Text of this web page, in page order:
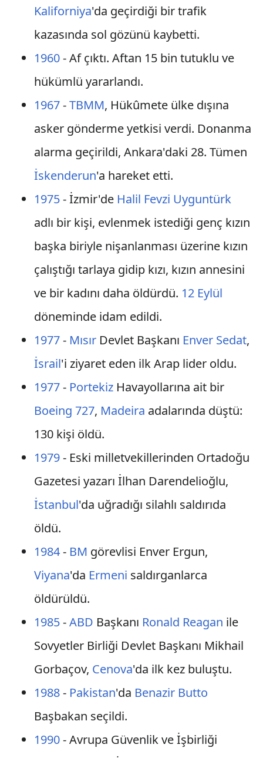
Kaliforniya'da geçirdiği bir trafik
kazasında sol gözünü kaybetti.
1960- Af çıktı. Aftan 15 bin tutuklu ve
hükümlü yararlandı.
1967-TBMM, Hükûmete ülke dışına
asker gönderme yetkisi verdi. Donanma
alarma geçirildi, Ankara'daki 28. Tümen
İskenderun'a hareket etti.
1975- İzmir'de Halil Fevzi Uyguntürk
adlı bir kişi, evlenmek istediği genç kızın
başka biriyle nişanlanması üzerine kızın
çalıştığı tarlaya gidip kızı, kızın annesini
ve bir kadını daha öldürdü. 12 Eylül
döneminde idam edildi.
1977- MısırDevlet Başkanı Enver Sedat,
İsrail'i ziyaret eden ilk Arap lider oldu.
1977- PortekizHavayollarına ait bir
Boeing 727, Madeira adalarında düştü:
130 kişi öldü.
1979- Eski milletvekillerinden Ortadoğu
Gazetesi yazarı İlhan Darendelioğlu,
İstanbul'da uğradığı silahlı saldırıda
öldü.
1984- BM görevlisi Enver Ergun,
Viyana'da Ermeni saldırganlarca
öldürüldü.
1985-ABD Başkanı Ronald Reagan ile
Sovyetler Birliği Devlet Başkanı Mikhail
Gorbaçov, Cenova'da ilk kez buluştu.
1988- Pakistan'da Benazir Butto
Başbakan seçildi.
1990- Avrupa Güvenlik ve İşbirliği